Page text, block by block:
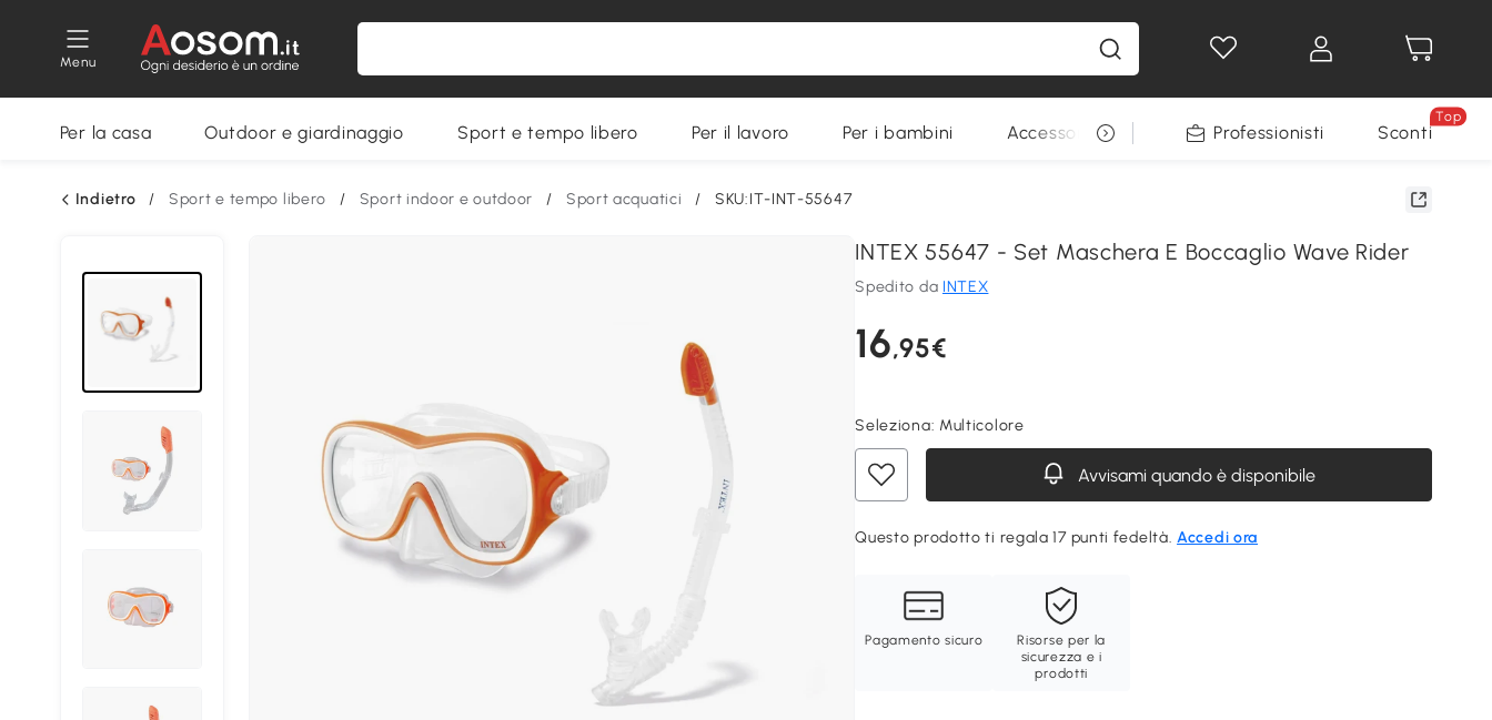
Menu
Per la casa Outdoor e giardinaggio Sport e tempo libero Per il lavoro Per i bambini Accessori per animali Professionisti Sconti
Top
Indietro / Sport e tempo libero / Sport indoor e outdoor / Sport acquatici / SKU:IT-INT-55647
INTEX 55647 - Set Maschera E Boccaglio Wave Rider
Spedito da INTEX
16,95€
Seleziona: Multicolore
Avvisami quando è disponibile
Questo prodotto ti regala 17 punti fedeltà.Accedi ora
Pagamento sicuro
Risorse per la
sicurezza e i
prodotti